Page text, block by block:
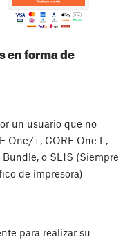
en forma de
un usuario que no
One/+, CORE One L,
o SL1S (Siempre
de impresora)
para realizar su